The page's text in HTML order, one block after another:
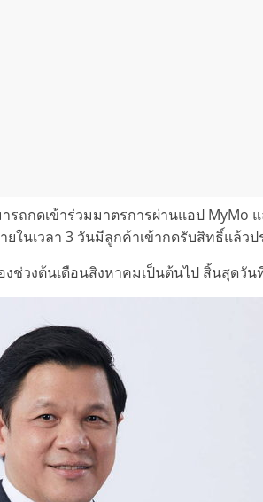
ถกดเข้าร่วมมาตรการผ่านแอป MyMo แ
ในเวลา 3 วันมีลูกค้าเข้ากดรับสิทธิ์แล้ว
งช่วงต้นเดือนสิงหาคมเป็นต้นไป สิ้นสุดวั